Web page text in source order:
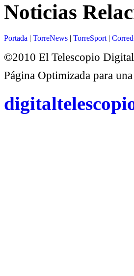
Noticias
Portada | TorreNews | TorreSport |
©2010 El Telescopio Digital
Página Optimizada para